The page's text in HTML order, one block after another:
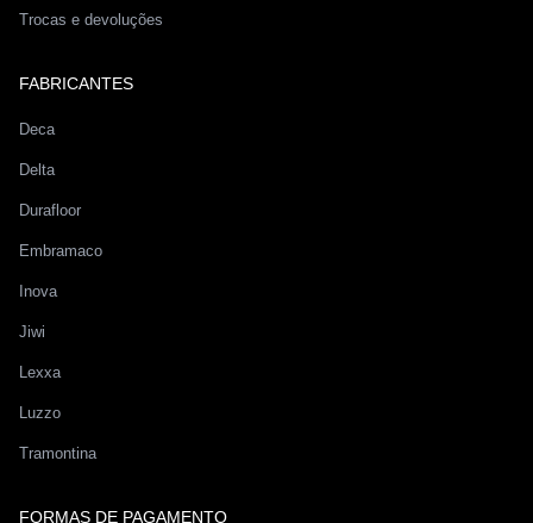
Trocas e devoluções
FABRICANTES
Deca
Delta
Durafloor
Embramaco
Inova
Jiwi
Lexxa
Luzzo
Tramontina
FORMAS DE PAGAMENTO